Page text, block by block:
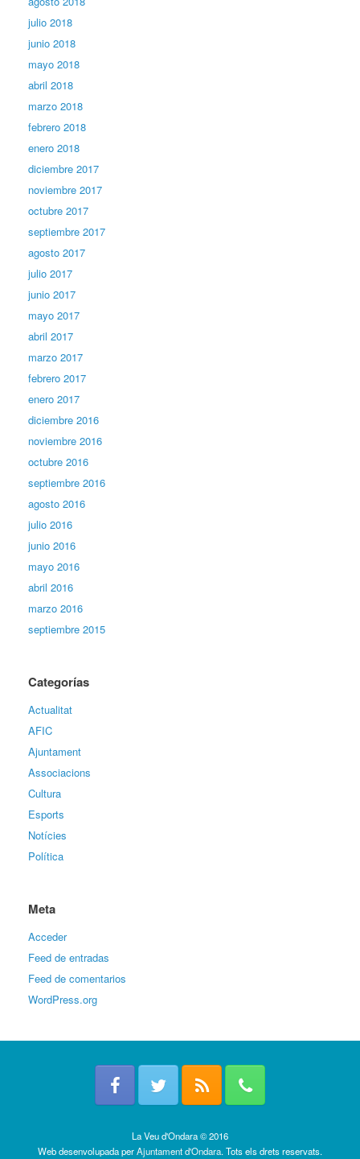
julio 2018
junio 2018
mayo 2018
abril 2018
marzo 2018
febrero 2018
enero 2018
diciembre 2017
noviembre 2017
octubre 2017
septiembre 2017
agosto 2017
julio 2017
junio 2017
mayo 2017
abril 2017
marzo 2017
febrero 2017
enero 2017
diciembre 2016
noviembre 2016
octubre 2016
septiembre 2016
agosto 2016
julio 2016
junio 2016
mayo 2016
abril 2016
marzo 2016
septiembre 2015
Categorías
Actualitat
AFIC
Ajuntament
Associacions
Cultura
Esports
Notícies
Política
Meta
Acceder
Feed de entradas
Feed de comentarios
WordPress.org
La Veu d'Ondara © 2016
Web desenvolupada perAjuntament d'Ondara. Tots els drets reservats.